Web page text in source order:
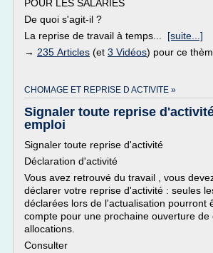
POUR LES SALARIÉS
De quoi s'agit-il ?
La reprise de travail à temps... [suite...]
→ 235 Articles (et 3 Vidéos) pour ce
CHOMAGE ET REPRISE D ACTIVITE »
Signaler toute reprise
emploi
Signaler toute reprise d'activité
Déclaration d'activité
Vous avez retrouvé du travail , vous
déclarer votre reprise d'activité : seules
déclarées lors de l'actualisation pourront
compte pour une prochaine ouverture de
allocations.
Consulter